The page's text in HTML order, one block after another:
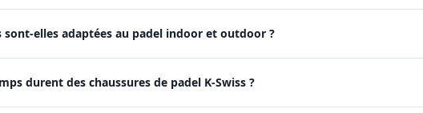
sont-elles adaptées au padel indoor et outdoor ?
durent des chaussures de padel K-Swiss ?